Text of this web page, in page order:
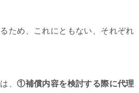
ため、これにともない、それぞれ
、①補償内容を検討する際に代理